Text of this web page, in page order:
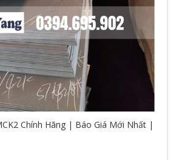
Chính Hãng | Báo Giá Mới Nhất |